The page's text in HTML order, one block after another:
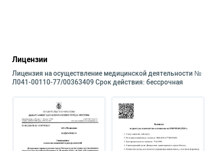
Лицензии
Лицензия на осуществление медицинской деятельности №
Л041-00110-77/00363409 Срок действия: бессрочная